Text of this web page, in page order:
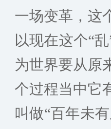
一场变革，这
以现在这个“
为世界要从原
个过程当中它
叫做“百年未